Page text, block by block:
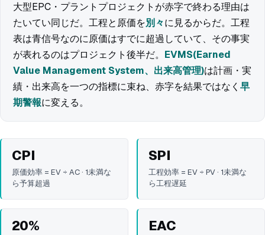
大型EPC・プラントプロジェクトが赤字で終わる理由は
たいてい同じだ。工程と原価を別々に見るからだ。工程
表は青信号なのに原価はすでに超過していて、その事実
が表れるのはプロジェクト後半だ。 EVMS(Earned
Value Management System、出来高管理)は計画・実
績・出来高を一つの指標に束ね、赤字を結果ではなく 早
期警報に変える。
CPI
原価効率 = EV ÷ AC · 1未満な
ら予算超過
SPI
工程効率 = EV ÷ PV · 1未満な
ら工程遅延
20% EAC